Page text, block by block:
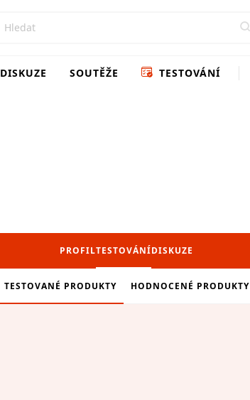
DISKUZE SOUTĚŽE TESTOVÁNÍ
PROFILTESTOVÁNÍDISKUZE
TESTOVANÉ PRODUKTY HODNOCENÉ PRODUKTY